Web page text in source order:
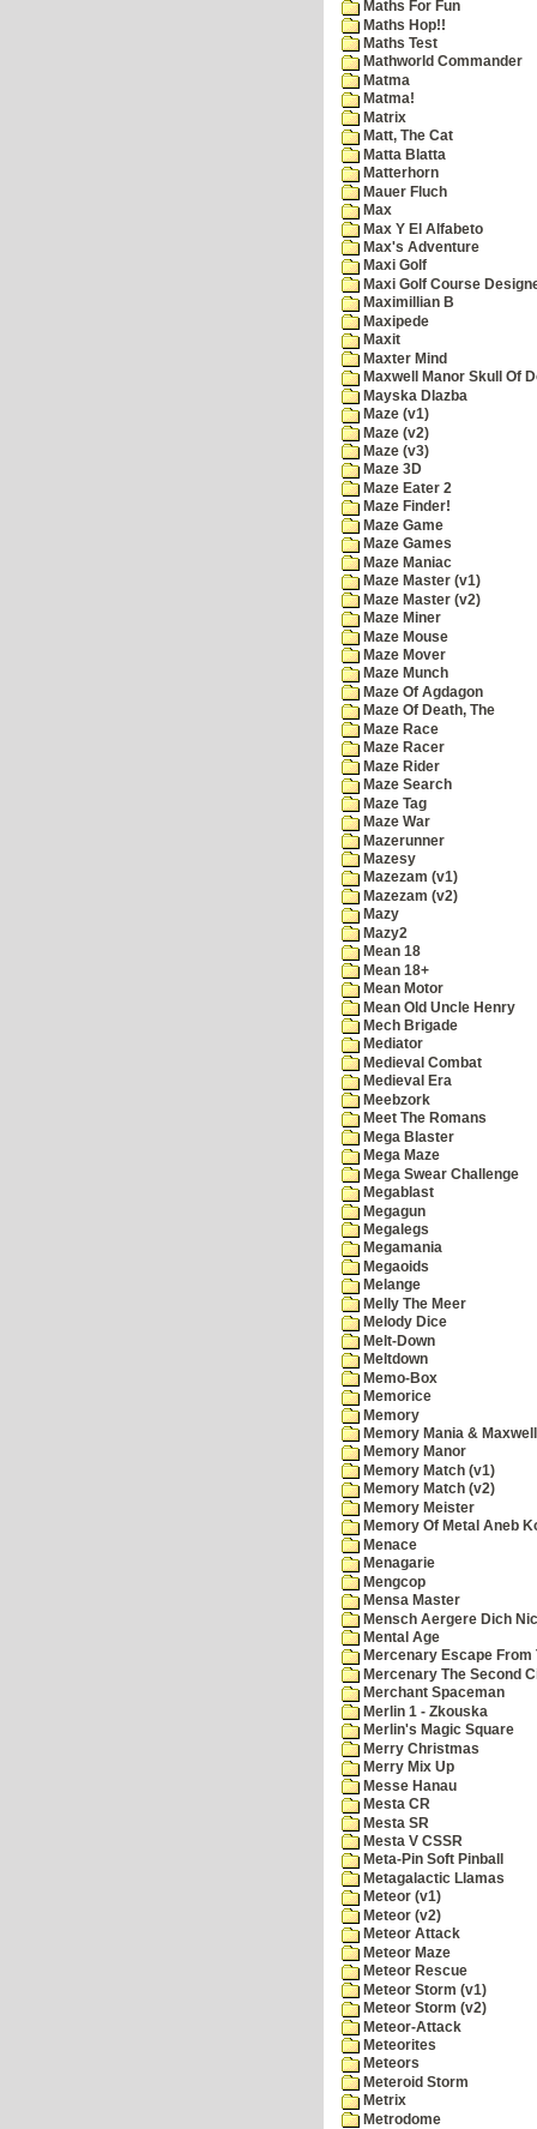
Maths For Fun
Maths Hop!!
Maths Test
Mathworld Commander
Matma
Matma!
Matrix
Matt, The Cat
Matta Blatta
Matterhorn
Mauer Fluch
Max
Max Y El Alfabeto
Max's Adventure
Maxi Golf
Maxi Golf Course
Maximillian B
Maxipede
Maxit
Maxter Mind
Maxwell Manor Skull Of
Mayska Dlazba
Maze (v1)
Maze (v2)
Maze (v3)
Maze 3D
Maze Eater 2
Maze Finder!
Maze Game
Maze Games
Maze Maniac
Maze Master (v1)
Maze Master (v2)
Maze Miner
Maze Mouse
Maze Mover
Maze Munch
Maze Of Agdagon
Maze Of Death, The
Maze Race
Maze Racer
Maze Rider
Maze Search
Maze Tag
Maze War
Mazerunner
Mazesy
Mazezam (v1)
Mazezam (v2)
Mazy
Mazy2
Mean 18
Mean 18+
Mean Motor
Mean Old Uncle Henry
Mech Brigade
Mediator
Medieval Combat
Medieval Era
Meebzork
Meet The Romans
Mega Blaster
Mega Maze
Mega Swear Challenge
Megablast
Megagun
Megalegs
Megamania
Megaoids
Melange
Melly The Meer
Melody Dice
Melt-Down
Meltdown
Memo-Box
Memorice
Memory
Memory Mania &
Memory Manor
Memory Match (v1)
Memory Match (v2)
Memory Meister
Memory Of Metal Aneb
Menace
Menagarie
Mengcop
Mensa Master
Mensch Aergere Dich
Mental Age
Mercenary Escape From
Mercenary The Second
Merchant Spaceman
Merlin 1 - Zkouska
Merlin's Magic Square
Merry Christmas
Merry Mix Up
Messe Hanau
Mesta CR
Mesta SR
Mesta V CSSR
Meta-Pin Soft Pinball
Metagalactic Llamas
Meteor (v1)
Meteor (v2)
Meteor Attack
Meteor Maze
Meteor Rescue
Meteor Storm (v1)
Meteor Storm (v2)
Meteor-Attack
Meteorites
Meteors
Meteroid Storm
Metrix
Metrodome